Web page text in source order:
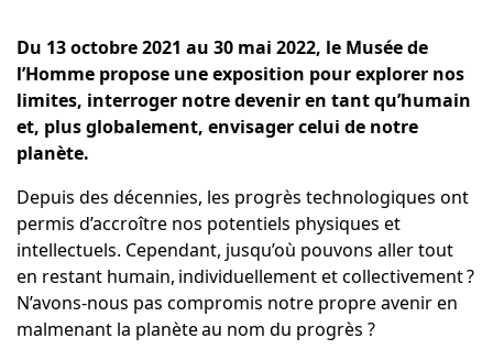
Du 13 octobre 2021 au 30 mai 2022, le Musée de
l’Homme propose une exposition pour explorer nos
limites, interroger notre devenir en tant qu’humain
et, plus globalement, envisager celui de notre
planète.
Depuis des décennies, les progrès technologiques ont
permis d’accroître nos potentiels physiques et
intellectuels. Cependant, jusqu’où pouvons aller tout
en restant humain, individuellement et collectivement ?
N’avons-nous pas compromis notre propre avenir en
malmenant la planète au nom du progrès ?